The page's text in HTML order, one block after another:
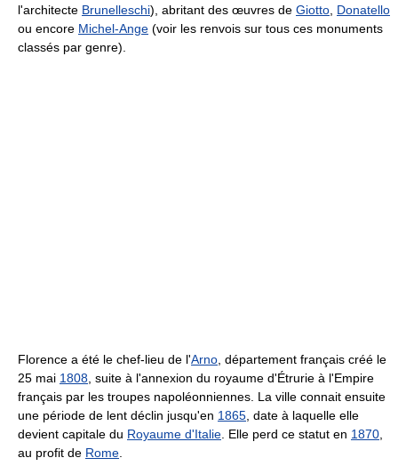
l'architecte Brunelleschi), abritant des œuvres de Giotto, Donatello
ou encore Michel-Ange (voir les renvois sur tous ces monuments
classés par genre).
Florence a été le chef-lieu de l'Arno, département français créé le
25 mai 1808, suite à l'annexion du royaume d'Étrurie à l'Empire
français par les troupes napoléonniennes. La ville connait ensuite
une période de lent déclin jusqu'en 1865, date à laquelle elle
devient capitale du Royaume d'Italie. Elle perd ce statut en 1870,
au profit de Rome.